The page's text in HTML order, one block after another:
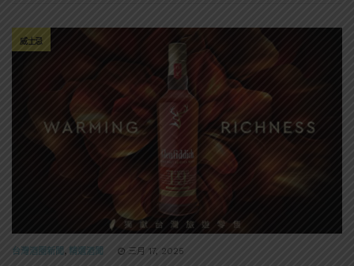
威士忌
台灣酒圈新聞 , 精選酒聞 三月 17, 2025